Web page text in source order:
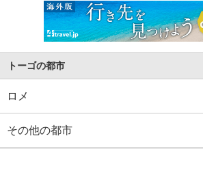
トーゴの都市
ロメ
その他の都市